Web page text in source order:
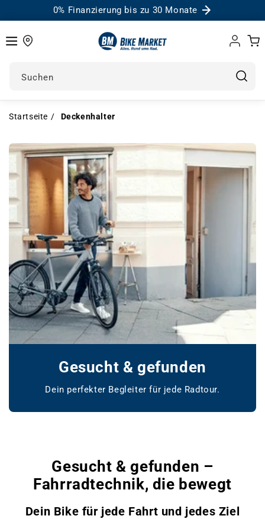
0% Finanzierung bis zu 30 Monate
Suchen
Einloggen
Startseite Deckenhalter
Gesucht & gefunden
Dein perfekter Begleiter für jede Radtour.
Gesucht & gefunden –
Fahrradtechnik, die bewegt
Dein Bike für jede Fahrt und jedes Ziel